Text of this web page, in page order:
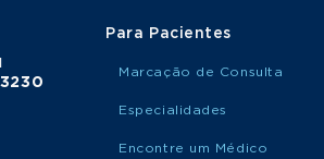
Para Pacientes
Marcação de Consulta
Especialidades
Encontre um Médico